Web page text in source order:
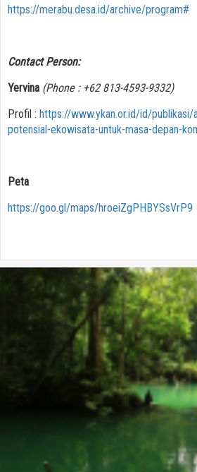
https://merabu.desa.id/archive/program#
Contact Person:
Yervina (Phone : +62 813-4593-9332)
Profil : https://www.ykan.or.id/id/
potensial-ekowisata-untuk-masa-depan-
Peta
https://goo.gl/maps/hroeiZgPHBYSsVrP9